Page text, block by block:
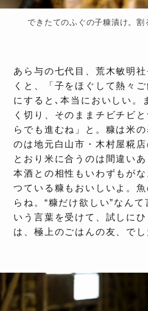
できたてのふぐの子糠漬け。割
あら与の七代目、荒木敏明
くと、「子をほぐして熱々
にすると､本当においしい。
く切り、そのままチビチビ
らでも進むね」と。糠は米
のは地元白山市・木村屋糀
とおり米に合うのは間違い
本酒との相性もいわずもが
つている糠もおいしいよ。
らね。“糠だけ欲しい”なん
いう言葉を受けて、試しに
は、極上のごはんの友、でし